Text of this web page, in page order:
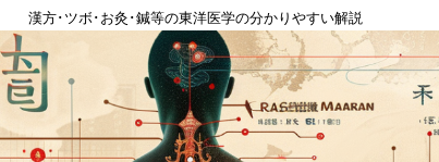
漢方･ツボ･お灸･鍼等の東洋医学の分かりやすい解説